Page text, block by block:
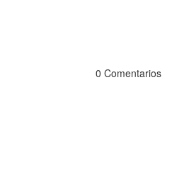
0 Comentarios